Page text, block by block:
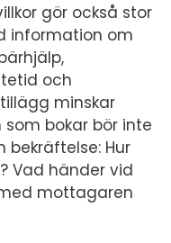
gör också stor
information om
och
minskar
som bokar bör inte
Hur
Vad händer vid
mottagaren